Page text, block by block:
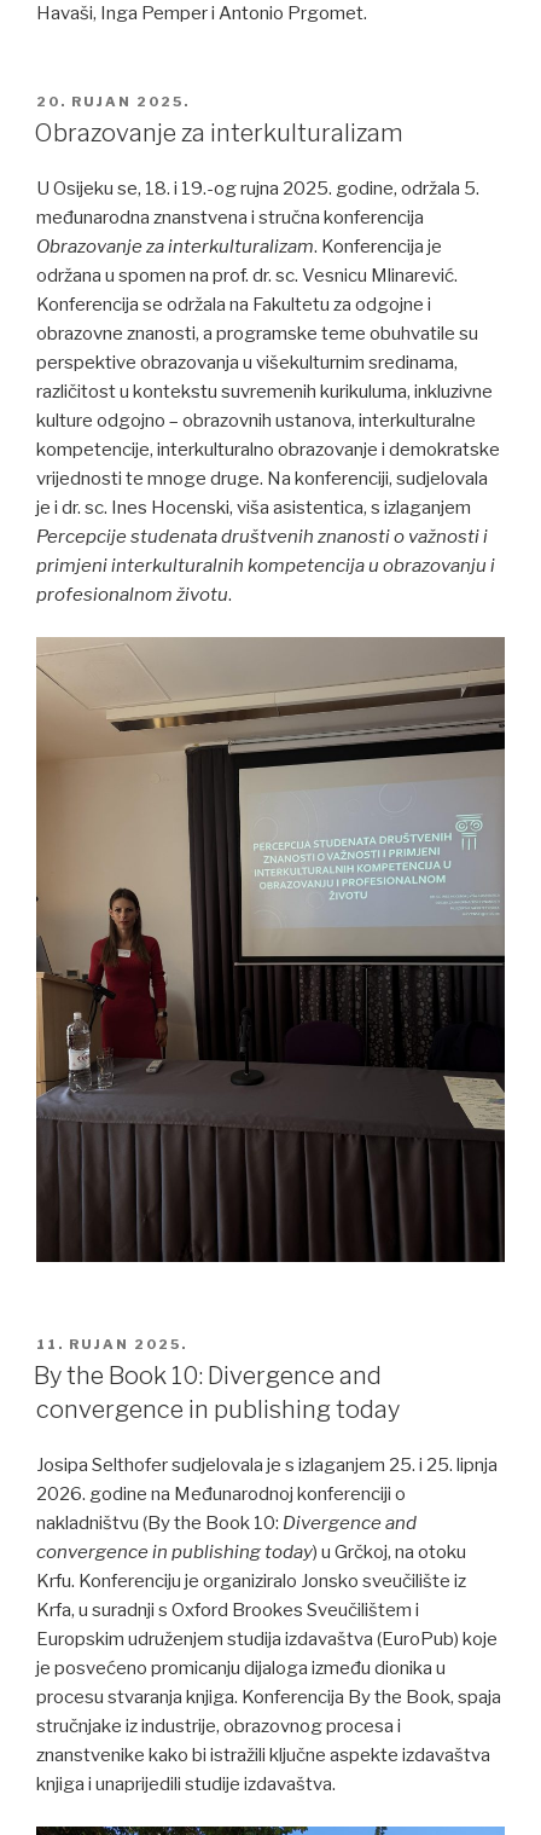
Havaši, Inga Pemper i Antonio Prgomet.
POSTED
ON
20. RUJAN 2025.
Obrazovanje za interkulturalizam
U Osijeku se, 18. i 19.-og rujna 2025. godine, održala 5.
međunarodna znanstvena i stručna konferencija
Obrazovanje za interkulturalizam. Konferencija je
održana u spomen na prof. dr. sc. Vesnicu Mlinarević.
Konferencija se održala na Fakultetu za odgojne i
obrazovne znanosti, a programske teme obuhvatile su
perspektive obrazovanja u višekulturnim sredinama,
različitost u kontekstu suvremenih kurikuluma, inkluzivne
kulture odgojno – obrazovnih ustanova, interkulturalne
kompetencije, interkulturalno obrazovanje i demokratske
vrijednosti te mnoge druge. Na konferenciji, sudjelovala
je i dr. sc. Ines Hocenski, viša asistentica, s izlaganjem
Percepcije studenata društvenih znanosti o važnosti i
primjeni interkulturalnih kompetencija u obrazovanju i
profesionalnom životu.
POSTED
ON
11. RUJAN 2025.
By the Book 10: Divergence and
convergence in publishing today
Josipa Selthofer sudjelovala je s izlaganjem 25. i 25. lipnja
2026. godine na Međunarodnoj konferenciji o
nakladništvu (By the Book 10: Divergence and
convergence in publishing today) u Grčkoj, na otoku
Krfu. Konferenciju je organiziralo Jonsko sveučilište iz
Krfa, u suradnji s Oxford Brookes Sveučilištem i
Europskim udruženjem studija izdavaštva (EuroPub) koje
je posvećeno promicanju dijaloga između dionika u
procesu stvaranja knjiga. Konferencija By the Book, spaja
stručnjake iz industrije, obrazovnog procesa i
znanstvenike kako bi istražili ključne aspekte izdavaštva
knjiga i unaprijedili studije izdavaštva.